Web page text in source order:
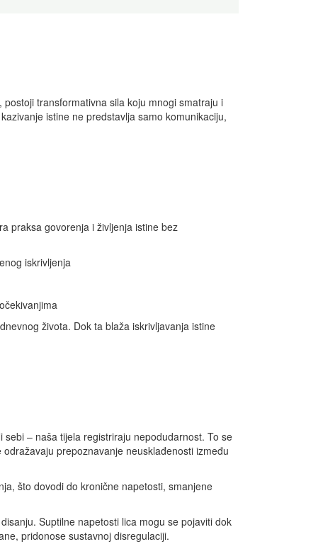
transformativna sila koju mnogi smatraju i
istine ne predstavlja samo komunikaciju,
praksa govorenja i življenja istine bez
iskrivljenja
života. Dok ta blaža iskrivljavanja istine
– naša tijela registriraju nepodudarnost. To se
prepoznavanje neusklađenosti između
što dovodi do kronične napetosti, smanjene
Suptilne napetosti lica mogu se pojaviti dok
pridonose sustavnoj disregulaciji.